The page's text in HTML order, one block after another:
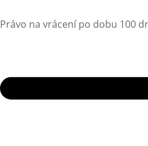
Právo na vrácení po dobu 100